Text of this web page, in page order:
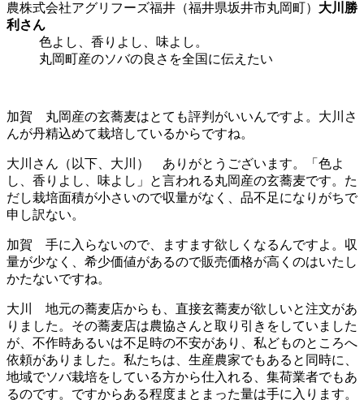
農株式会社アグリフーズ福井（福井県坂井市丸岡町） 大川勝
利さん
色よし、香りよし、味よし。
丸岡町産のソバの良さを全国に伝えたい
加賀 丸岡産の玄蕎麦はとても評判がいいんですよ。大川さ
んが丹精込めて栽培しているからですね。
大川さん（以下、大川） ありがとうございます。「色よ
し、香りよし、味よし」と言われる丸岡産の玄蕎麦です。た
だし栽培面積が小さいので収量がなく、品不足になりがちで
申し訳ない。
加賀 手に入らないので、ますます欲しくなるんですよ。収
量が少なく、希少価値があるので販売価格が高くのはいたし
かたないですね。
大川 地元の蕎麦店からも、直接玄蕎麦が欲しいと注文があ
りました。その蕎麦店は農協さんと取り引きをしていました
が、不作時あるいは不足時の不安があり、私どものところへ
依頼がありました。私たちは、生産農家でもあると同時に、
地域でソバ栽培をしている方から仕入れる、集荷業者でもあ
るのです。ですからある程度まとまった量は手に入ります。